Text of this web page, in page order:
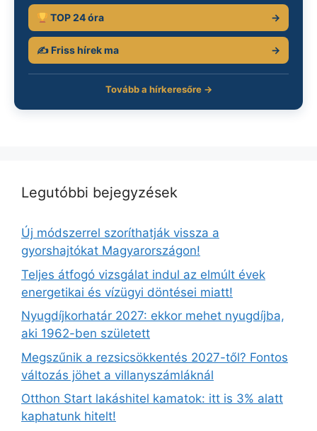
TOP 24 óra →
✍️ Friss hírek ma →
Tovább a hírkeresőre →
Legutóbbi bejegyzések
Új módszerrel szoríthatják vissza a
gyorshajtókat Magyarországon!
Teljes átfogó vizsgálat indul az elmúlt évek
energetikai és vízügyi döntései miatt!
Nyugdíjkorhatár 2027: ekkor mehet nyugdíjba,
aki 1962-ben született
Megszűnik a rezsicsökkentés 2027-től? Fontos
változás jöhet a villanyszámláknál
Otthon Start lakáshitel kamatok: itt is 3% alatt
kaphatunk hitelt!